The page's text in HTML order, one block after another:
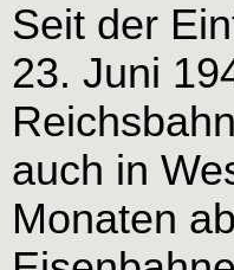
Seit der
23. Juni
auch in
Monaten